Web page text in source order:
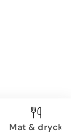
Mat & dryck